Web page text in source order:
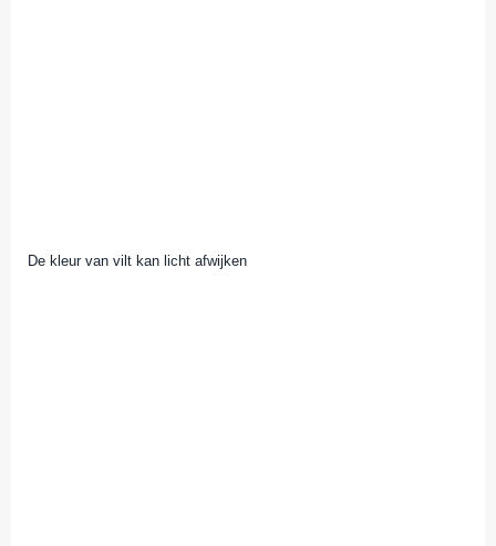
De kleur van vilt kan licht afwijken